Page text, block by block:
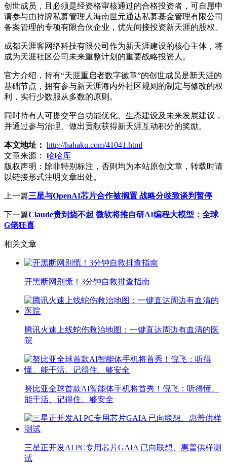
创世成员，且必须是经资格审核通过的合格投资者，可自愿申
请参与由持牌私募管理人海南世元通达私募基金管理有限公司
备案管理的专项有限合伙企业，优先间接投资新天涯的股权。
成都天涯客网络科技有限公司作为新天涯建设的核心主体，将
成为天涯社区公司未来重整计划的重要战略投资人。
官方介绍，持有“天涯重启者数字徽章”的创世成员是新天涯的
基础节点，拥有参与新天涯海内外社区规则的制定与修改的权
利，实行少数服从多数的原则。
同时持有人可提交平台功能优化、生态建设及未来发展建议，
并通过参与治理、做出贡献获得新天涯互动积分的奖励。
本文地址： http://hahaku.com/41041.html
文章来源：
哈哈库
版权声明： 除非特别标注，否则均为本站原创文章，转载时请
以链接形式注明文章出处。
上一篇三星与OpenAI芯片合作被搁置 战略分歧致谈判暂停
下一篇Claude贵到烧不起 微软将推自研AI编程大模型：全球
G佬狂喜
相关文章
开黑断网别慌！3分钟自救排查指南
腾讯火速上线蛇伤救治地图：一键直达周边有血清的医
院
努比亚全球首款AI智能体手机将首秀！倪飞：听得懂、
能干活、记得住、够安全
三星正开发AI PC专用芯片GAIA 已向联想、惠普供样测
试